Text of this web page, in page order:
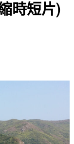
時短片)